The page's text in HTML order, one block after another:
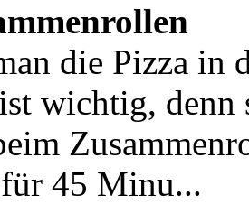
die Pizza in
wichtig, denn
45 Minu...